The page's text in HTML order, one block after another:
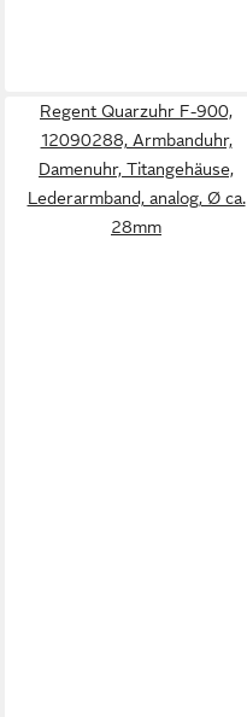
Regent Quarzuhr F-900,
12090288, Armbanduhr,
Damenuhr, Titangehäuse,
Lederarmband, analog, Ø ca.
28mm